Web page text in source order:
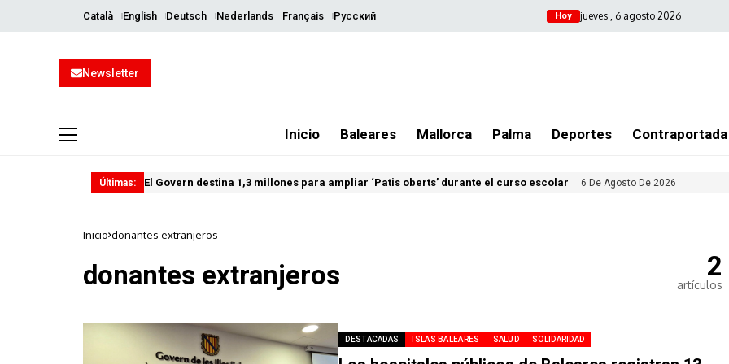
Català English Deutsch Nederlands Français Русский Hoy jueves , 6 agosto 2026
Newsletter
Inicio Baleares Mallorca Palma Deportes Contraportada
Últimas: El Govern destina 1,3 millones para ampliar ‘Patis oberts’ durante el curso escolar 6 De Agosto De 2026
Inicio donantes extranjeros
donantes extranjeros 2
artículos
DESTACADAS ISLAS BALEARES SALUD SOLIDARIDAD